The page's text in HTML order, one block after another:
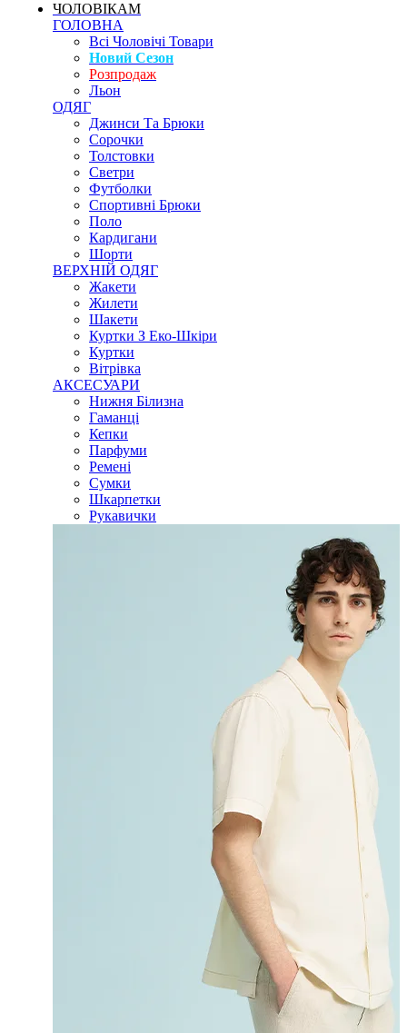
ЧОЛОВІКАМ
ГОЛОВНА
Всі Чоловічі Товари
Новий Сезон
Розпродаж
Льон
ОДЯГ
Джинси Та Брюки
Сорочки
Толстовки
Светри
Футболки
Спортивні Брюки
Поло
Кардигани
Шорти
ВЕРХНІЙ ОДЯГ
Жакети
Жилети
Шакети
Куртки З Еко-Шкіри
Куртки
Вітрівка
АКСЕСУАРИ
Нижня Білизна
Гаманці
Кепки
Парфуми
Ремені
Сумки
Шкарпетки
Рукавички